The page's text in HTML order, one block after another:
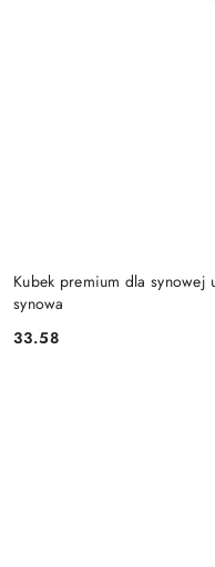
Kubek premium dla synowej
synowa
Cena:
33.58